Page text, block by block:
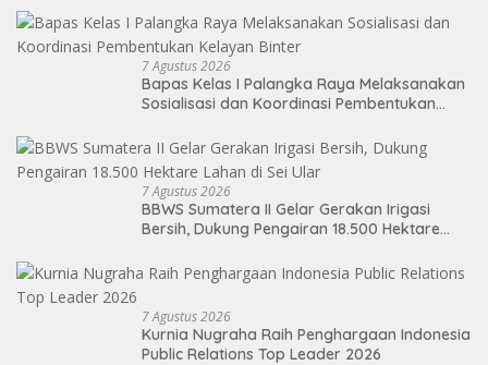
7 Agustus 2026
Bapas Kelas I Palangka Raya Melaksanakan
Sosialisasi dan Koordinasi Pembentukan
7 Agustus 2026
BBWS Sumatera II Gelar Gerakan Irigasi
Bersih, Dukung Pengairan 18.500 Hektare
7 Agustus 2026
Kurnia Nugraha Raih Penghargaan Indonesia
Public Relations Top Leader 2026